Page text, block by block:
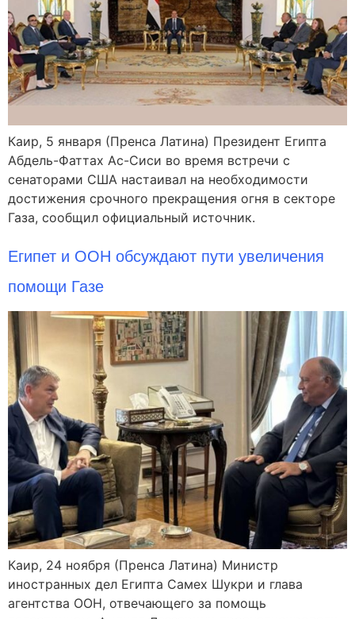
Каир, 5 января (Пренса Латина) Президент Египта
Абдель-Фаттах Ас-Сиси во время встречи с
сенаторами США настаивал на необходимости
достижения срочного прекращения огня в секторе
Газа, сообщил официальный источник.
Египет и ООН обсуждают пути увеличения
помощи Газе
Каир, 24 ноября (Пренса Латина) Министр
иностранных дел Египта Самех Шукри и глава
агентства ООН, отвечающего за помощь